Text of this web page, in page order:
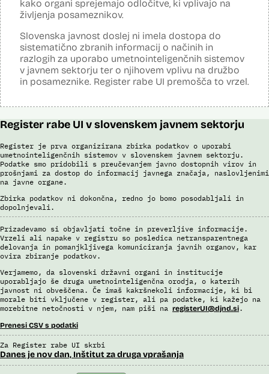
kako organi sprejemajo odločitve, ki vplivajo na
življenja posameznikov.
Slovenska javnost doslej ni imela dostopa do
sistematično zbranih informacij o načinih in
razlogih za uporabo umetnointeligenčnih sistemov
v javnem sektorju ter o njihovem vplivu na družbo
in posameznike. Register rabe UI premošča to vrzel.
Register rabe UI v slovenskem javnem sektorju
Register je prva organizirana zbirka podatkov o uporabi
umetnointeligenčnih sistemov v slovenskem javnem sektorju.
Podatke smo pridobili s preučevanjem javno dostopnih virov in
prošnjami za dostop do informacij javnega značaja, naslovljenimi
na javne organe.
Zbirka podatkov ni dokončna, redno jo bomo posodabljali in
dopolnjevali.
Prizadevamo si objavljati točne in preverljive informacije.
Vrzeli ali napake v registru so posledica netransparentnega
delovanja in pomanjkljivega komuniciranja javnih organov, kar
ovira zbiranje podatkov.
Verjamemo, da slovenski državni organi in institucije
uporabljajo še druga umetnointeligenčna orodja, o katerih
javnost ni obveščena. Če imaš kakršnekoli informacije, ki bi
morale biti vključene v register, ali pa podatke, ki kažejo na
morebitne netočnosti v njem, nam piši na registerUI@djnd.si.
Prenesi CSV s podatki
Za Register rabe UI skrbi
Danes je nov dan, Inštitut za druga vprašanja